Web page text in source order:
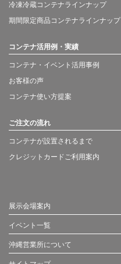
冷凍冷蔵コンテナラインナップ
期間限定商品コンテナラインナップ
コンテナ活用例・実績
コンテナ・イベント活用事例
お客様の声
コンテナ使い方提案
ご注文の流れ
コンテナが設置されるまで
クレジットカードご利用案内
展示会場案内
イベント一覧
沖縄営業所について